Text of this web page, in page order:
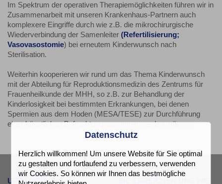
Im Spektrum der operativen Therapiemöglichkeiten führen wir in
Zusammenarbeit mit unseren Krankenhaus-Partnern auch
komplexere Eingriffe durch wie z.B. die mikrochirurgische
Wiederverbindung der Samenleiter (Refertilisierung;
Vasovasostomie) bei erneutem Kinderwunsch nach
Sterilisation.
Weiterhin kooperieren wir rund um das Thema Kinderwunsch
mit der Abteilung für Reproduktionsmedizin des Zentrums für
Frauenheilkunde der MHH, so z.B. zur Behandlung der
Kinderlosigkeit bei bestimmten Erkrankungen, bei denen
Spermien aus dem Hoden (MESA/TESE) zur Durchführung
einer künstlichen Befruchtung gewonnen werden müssen.
UROLOGISCHE
Datenschutz
Herzlich willkommen! Um unsere Website für Sie optimal
zu gestalten und fortlaufend zu verbessern, verwenden
wir Cookies. So können wir Ihnen das bestmögliche